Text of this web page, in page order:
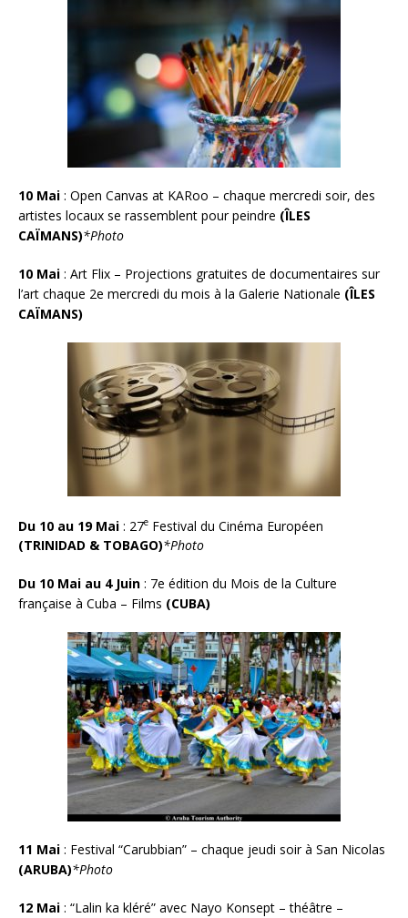
10 Mai : Open Canvas at KARoo – chaque mercredi soir, des
artistes locaux se rassemblent pour peindre (ÎLES
CAÏMANS)*Photo
10 Mai : Art Flix – Projections gratuites de documentaires sur
l’art chaque 2e mercredi du mois à la Galerie Nationale (ÎLES
CAÏMANS)
Du 10 au 19 Mai : 27e Festival du Cinéma Européen
(TRINIDAD & TOBAGO)*Photo
Du 10 Mai au 4 Juin : 7e édition du Mois de la Culture
française à Cuba – Films (CUBA)
11 Mai : Festival “Carubbian” – chaque jeudi soir à San Nicolas
(ARUBA)*Photo
12 Mai : “Lalin ka kléré” avec Nayo Konsept – théâtre –